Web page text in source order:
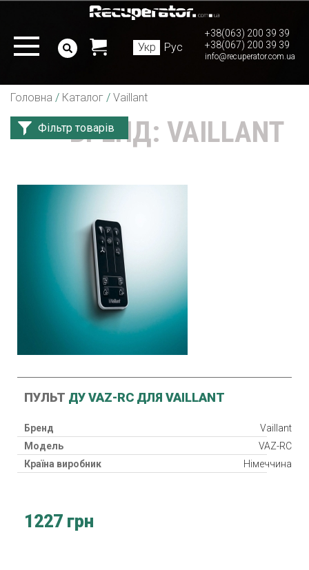
Укр Рус
+38(063) 200 39 39
+38(067) 200 39 39
info@recuperator.com.ua
Головна / Каталог / Vaillant
БРЕНД: VAILLANT
Фільтр товарів
ПУЛЬТ ДУ VAZ-RC ДЛЯ VAILLANT
Бренд
Vaillant
Модель
VAZ-RC
Країна виробник
Німеччина
1227 грн